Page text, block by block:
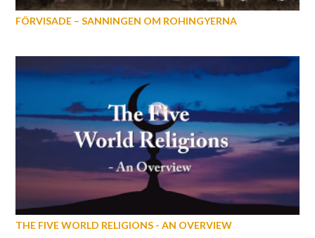
FÖRVISADE – SANNINGEN OM ROHINGYERNA
THE FIVE WORLD RELIGIONS - AN OVERVIEW